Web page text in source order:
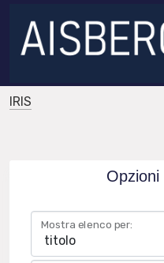
IRIS
Opzioni
Mostra elenco per: